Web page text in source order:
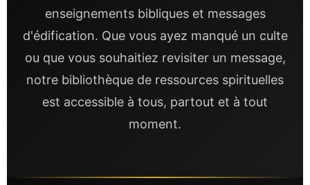
enseignements bibliques et messages
d'édification. Que vous ayez manqué un culte
ou que vous souhaitiez revisiter un message,
notre bibliothèque de ressources spirituelles
est accessible à tous, partout et à tout
moment.